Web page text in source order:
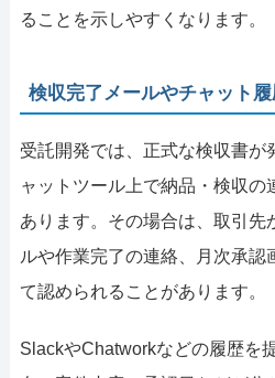
ることを示しやすくなります。
検収完了メールやチャット
受託開発では、正式な検収書が
ャットツール上で納品・検収の
あります。その場合は、取引先
ルや作業完了の連絡、月次承認
て認められることがあります。
SlackやChatworkなどの履歴を